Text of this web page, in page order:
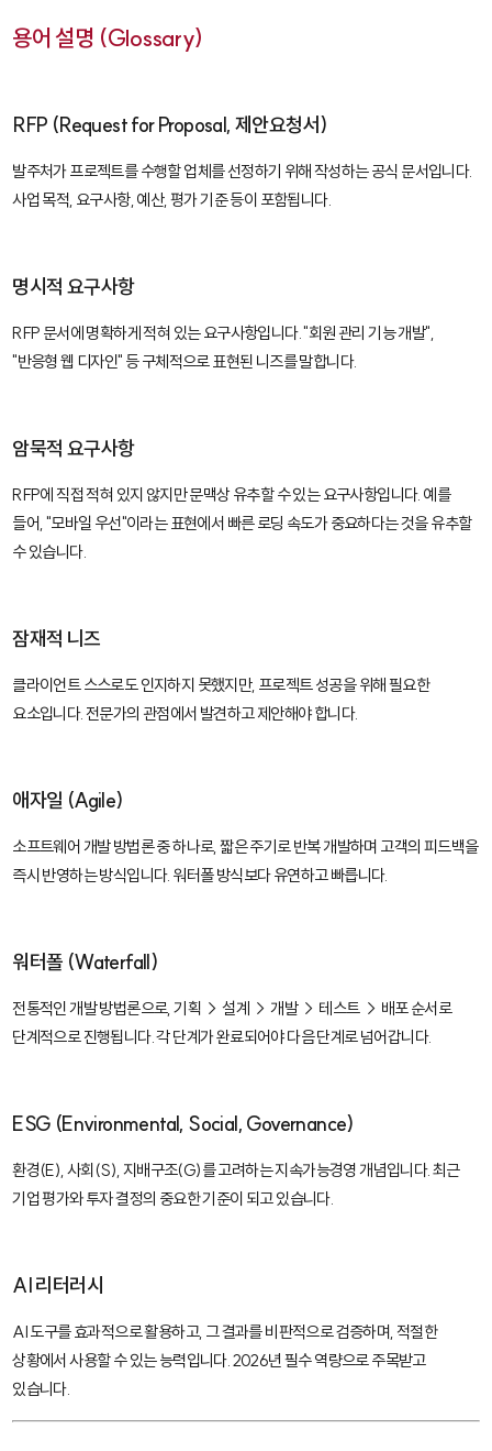
용어 설명 (Glossary)
RFP (Request for Proposal, 제안요청서)
발주처가 프로젝트를 수행할 업체를 선정하기 위해 작성하는 공식 문서입니다.
사업 목적, 요구사항, 예산, 평가 기준 등이 포함됩니다.
명시적 요구사항
RFP 문서에 명확하게 적혀 있는 요구사항입니다. "회원 관리 기능 개발",
"반응형 웹 디자인" 등 구체적으로 표현된 니즈를 말합니다.
암묵적 요구사항
RFP에 직접 적혀 있지 않지만 문맥상 유추할 수 있는 요구사항입니다. 예를
들어, "모바일 우선"이라는 표현에서 빠른 로딩 속도가 중요하다는 것을 유추할
수 있습니다.
잠재적 니즈
클라이언트 스스로도 인지하지 못했지만, 프로젝트 성공을 위해 필요한
요소입니다. 전문가의 관점에서 발견하고 제안해야 합니다.
애자일 (Agile)
소프트웨어 개발 방법론 중 하나로, 짧은 주기로 반복 개발하며 고객의 피드백을
즉시 반영하는 방식입니다. 워터폴 방식보다 유연하고 빠릅니다.
워터폴 (Waterfall)
전통적인 개발 방법론으로, 기획 → 설계 → 개발 → 테스트 → 배포 순서로
단계적으로 진행됩니다. 각 단계가 완료되어야 다음 단계로 넘어갑니다.
ESG (Environmental, Social, Governance)
환경(E), 사회(S), 지배구조(G)를 고려하는 지속가능경영 개념입니다. 최근
기업 평가와 투자 결정의 중요한 기준이 되고 있습니다.
AI 리터러시
AI 도구를 효과적으로 활용하고, 그 결과를 비판적으로 검증하며, 적절한
상황에서 사용할 수 있는 능력입니다. 2026년 필수 역량으로 주목받고
있습니다.